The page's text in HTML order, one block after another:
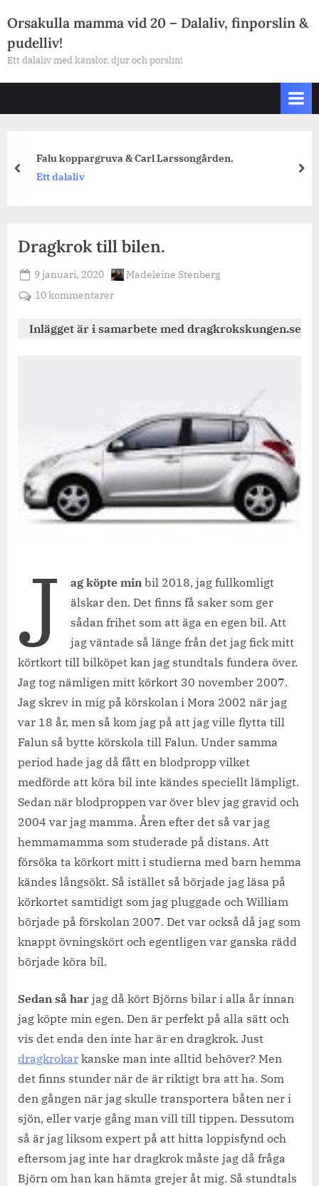
to
content
Orsakulla mamma vid 20 – Dalaliv, finporslin &
pudelliv!
Ett dalaliv med känslor, djur och porslin!
Falu koppargruva & Carl Larssongården.
Ett dalaliv
prev
Dragkrok till bilen.
Posted
on
9 januari, 2020 By
Madeleine Stenberg
10 kommentarertill
till
Inlägget är i samarbete med dragkrokskungen.se
J ag köpte min bil 2018, jag fullkomligt
älskar den. Det finns få saker som ger
sådan frihet som att äga en egen bil. Att
jag väntade så länge från det jag fick mitt
körtkort till bilköpet kan jag stundtals fundera över.
Jag tog nämligen mitt körkort 30 november 2007.
Jag skrev in mig på körskolan i Mora 2002 när jag
var 18 år, men så kom jag på att jag ville flytta till
Falun så bytte körskola till Falun. Under samma
period hade jag då fått en blodpropp vilket
medförde att köra bil inte kändes speciellt lämpligt.
Sedan när blodproppen var över blev jag gravid och
2004 var jag mamma. Åren efter det så var jag
hemmamamma som studerade på distans. Att
försöka ta körkort mitt i studierna med barn hemma
kändes långsökt. Så istället så började jag läsa på
körkortet samtidigt som jag pluggade och William
började på förskolan 2007. Det var också då jag som
knappt övningskört och egentligen var ganska rädd
började köra bil.
Sedan så har jag då kört Björns bilar i alla år innan
jag köpte min egen. Den är perfekt på alla sätt och
vis det enda den inte har är en dragkrok. Just
dragkrokar kanske man inte alltid behöver? Men
det finns stunder när de är riktigt bra att ha. Som
den gången när jag skulle transportera båten ner i
sjön, eller varje gång man vill till tippen. Dessutom
så är jag liksom expert på att hitta loppisfynd och
eftersom jag inte har dragkrok måste jag då fråga
Björn om han kan hämta grejer åt mig. Så stundtals